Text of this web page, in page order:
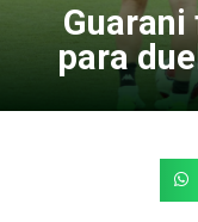
para